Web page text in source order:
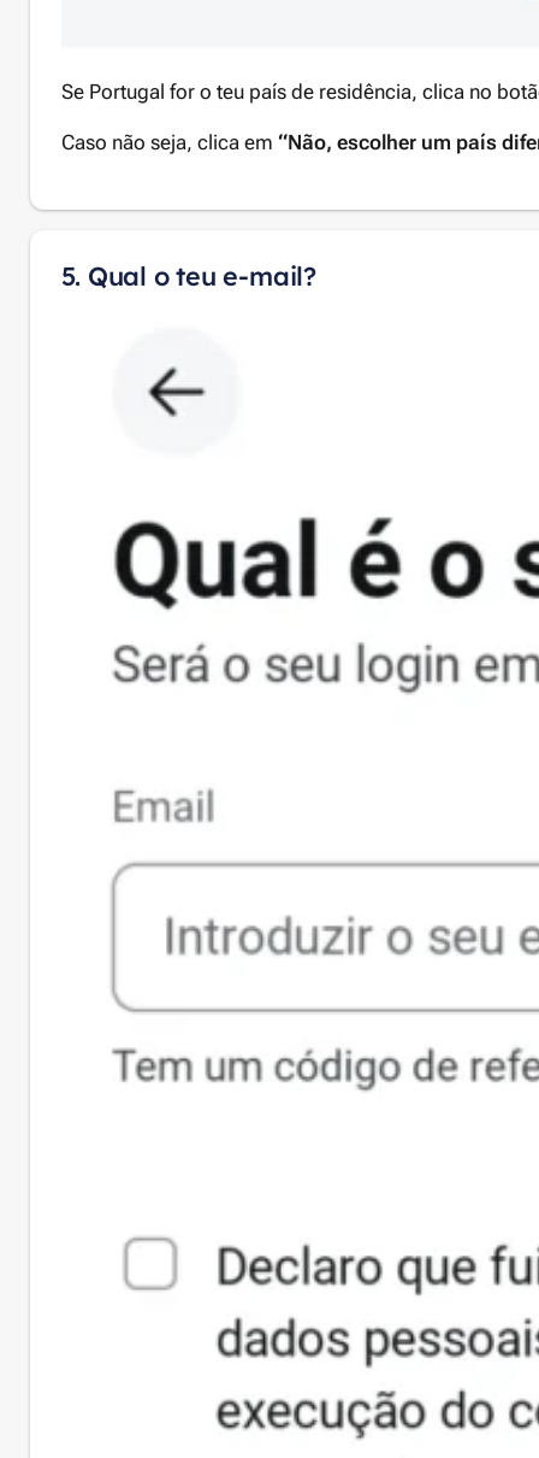
Se Portugal for o teu país de residência, clica no
Caso não seja, clica em “Não, escolher um país
5. Qual o teu e-mail?